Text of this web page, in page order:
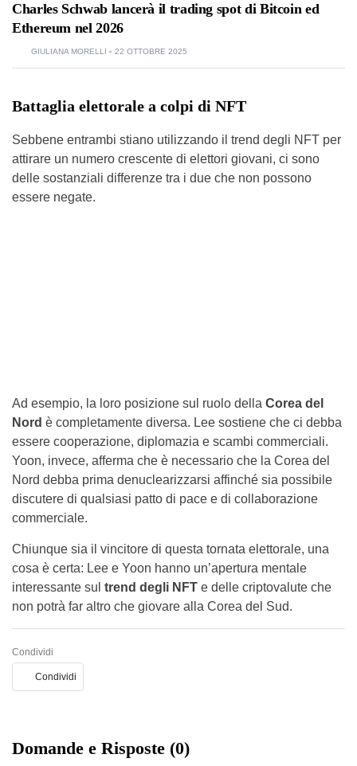
Charles Schwab lancerà il trading spot di Bitcoin ed
Ethereum nel 2026
GIULIANA MORELLI 22 OTTOBRE 2025
Battaglia elettorale a colpi di NFT
Sebbene entrambi stiano utilizzando il trend degli NFT per
attirare un numero crescente di elettori giovani, ci sono
delle sostanziali differenze tra i due che non possono
essere negate.
Ad esempio, la loro posizione sul ruolo della Corea del
Nord è completamente diversa. Lee sostiene che ci debba
essere cooperazione, diplomazia e scambi commerciali.
Yoon, invece, afferma che è necessario che la Corea del
Nord debba prima denuclearizzarsi affinché sia possibile
discutere di qualsiasi patto di pace e di collaborazione
commerciale.
Chiunque sia il vincitore di questa tornata elettorale, una
cosa è certa: Lee e Yoon hanno un’apertura mentale
interessante sul trend degli NFT e delle criptovalute che
non potrà far altro che giovare alla Corea del Sud.
Condividi
Condividi
Domande e Risposte (0)